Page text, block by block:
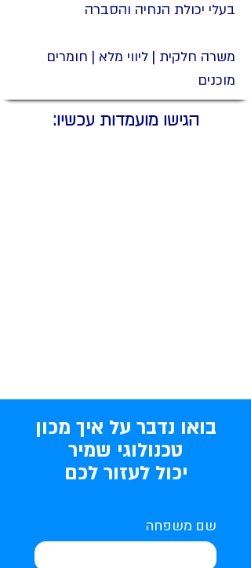
בעלי יכולת הנחיה והסברה
משרה חלקית | ליווי מלא | חומרים
מוכנים
הגישו מועמדות עכשיו:
בואו נדבר על איך מכון
טכנולוגי שמיר
יכול לעזור לכם
שם משפחה